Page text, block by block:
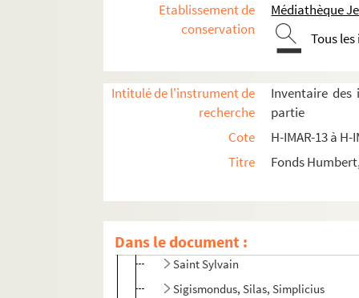
Etablissement de
conservation
Médiathèque
Tous
Intitulé de l'instrument de
recherche
Inventaire des
partie
Cote
H-IMAR-13 à H-
Titre
Fonds
Dans le document :
H-IMAR-16-105-288. Le bienheureux
Saints Simon et Siméon
H-IMAR-16-125-336. Saint Sidoine
H-IMAR-16-125-337. Saint Sidoine
H-IMAR-16-126-338. La bienheureuse
H-IMAR-16-127-339. Sainte
Saint Sisienne, abbé
Saint Sylvain
Sigismondus, Silas, Simplicius